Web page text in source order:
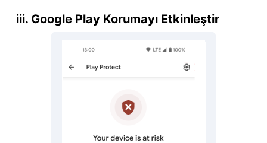
iii. Google Play Korumayı Etkinleştir